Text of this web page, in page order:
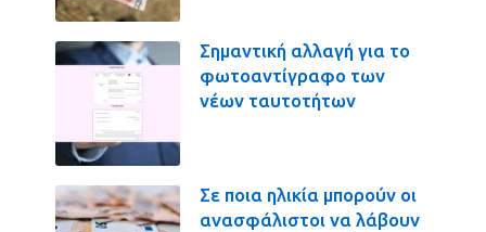
Σημαντική αλλαγή για το
φωτοαντίγραφο των
νέων ταυτοτήτων
Σε ποια ηλικία μπορούν οι
ανασφάλιστοι να λάβουν